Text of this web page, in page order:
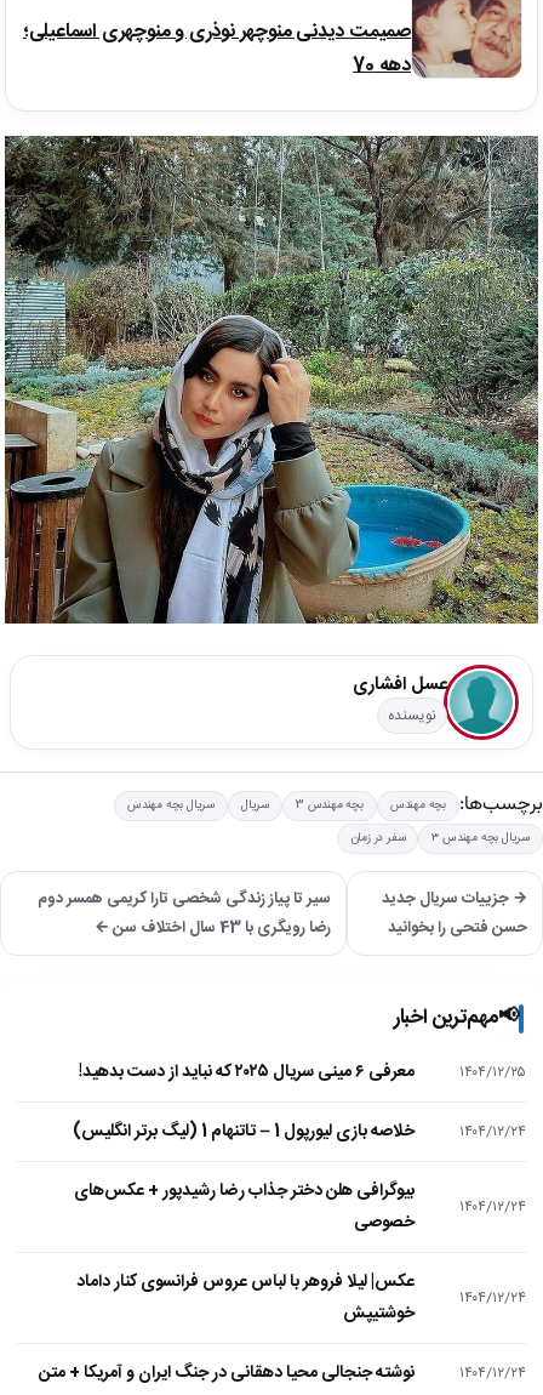
صمیمت دیدنی منوچهر نوذری و منوچهری اسماعیلی؛
دهه 70
عسل افشاری
نویسنده
برچسب‌ها: بچه مهندس بچه مهندس 3 سریال
سریال بچه مهندس
سریال بچه مهندس ۳
سفر در زمان
→ جزییات سریال جدید
حسن فتحی را بخوانید
سیر تا پیاز زندگی شخصی تارا کریمی همسر دوم
رضا رویگری با 43 سال اختلاف سن ←
📢مهم‌ترین اخبار
۱۴۰۴/۱۲/۲۵ معرفی ۶ مینی سریال ۲۰۲۵ که نباید از دست بدهید!
۱۴۰۴/۱۲/۲۴ خلاصه بازی لیورپول 1 – تاتنهام 1 (لیگ برتر انگلیس)
۱۴۰۴/۱۲/۲۴
بیوگرافی هلن دختر جذاب رضا رشیدپور + عکس‌های
خصوصی
۱۴۰۴/۱۲/۲۴
عکس| لیلا فروهر با لباس عروس فرانسوی کنار داماد
خوشتیپش
۱۴۰۴/۱۲/۲۴ نوشته جنجالی محیا دهقانی در جنگ ایران و آمریکا + متن